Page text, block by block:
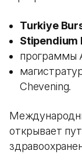
Turkiye
Stipendium
программы
Chevening.
открывает